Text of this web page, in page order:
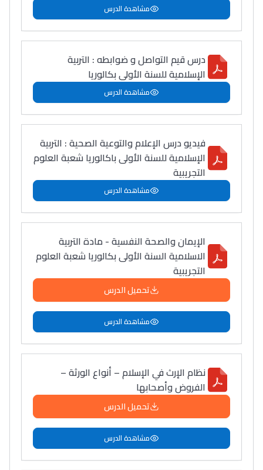
مشاهدة الدرس
درس قيم التواصل و ضوابطه : التربية
الإسلامية للسنة الأولى بكالوريا
مشاهدة الدرس
فيديو درس الإعلام والتوعية الصحية : التربية
الإسلامية للسنة الأولى باكالوريا شعبة العلوم
التجريبية
مشاهدة الدرس
الإيمان والصحة النفسية - مادة التربية
الاسلامية السنة الأولى بكالوريا شعبة العلوم
التجريبية
تحميل الدرس
مشاهدة الدرس
نظام الإرث في الإسلام – أنواع الورثة –
الفروض وأصحابها
تحميل الدرس
مشاهدة الدرس